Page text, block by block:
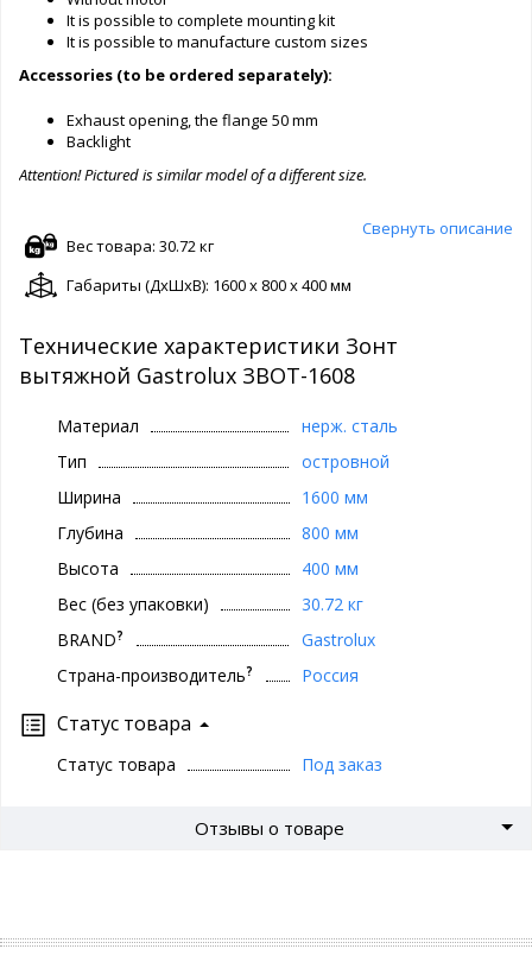
It is possible to complete mounting kit
It is possible to manufacture custom sizes
Accessories (to be ordered separately):
Exhaust opening, the flange 50 mm
Backlight
Attention! Pictured is similar model of a different size.
Свернуть описание
Вес товара: 30.72 кг
Габариты (ДxШxВ): 1600 x 800 x 400 мм
Технические характеристики Зонт
вытяжной Gastrolux ЗВОТ-1608
Материал
нерж. сталь
Тип
островной
Ширина
1600 мм
Глубина
800 мм
Высота
400 мм
Вес (без упаковки)
30.72 кг
BRAND?
Gastrolux
Страна-производитель? Россия
Статус товара
Статус товара Под заказ
Отзывы о товаре